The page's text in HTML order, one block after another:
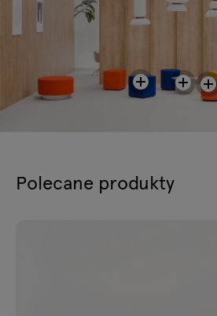
Polecane produkty